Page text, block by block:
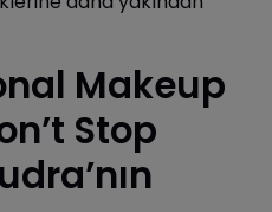
Makeup
Stop